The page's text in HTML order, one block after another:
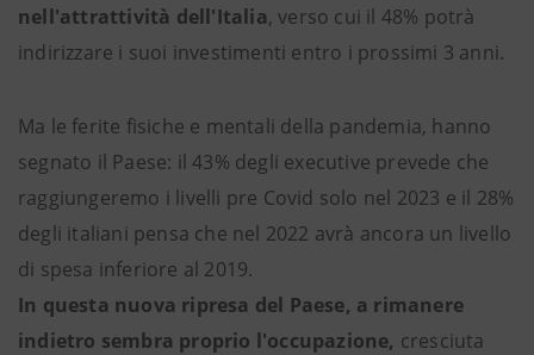
nell'attrattività dell'Italia, verso cui il 48% potrà
indirizzare i suoi investimenti entro i prossimi 3 anni.
Ma le ferite fisiche e mentali della pandemia, hanno
segnato il Paese: il 43% degli executive prevede che
raggiungeremo i livelli pre Covid solo nel 2023 e il 28%
degli italiani pensa che nel 2022 avrà ancora un livello
di spesa inferiore al 2019.
In questa nuova ripresa del Paese, a rimanere
indietro sembra proprio l'occupazione, cresciuta